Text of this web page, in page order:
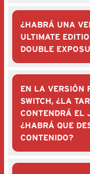
¿HABRÁ UNA
ULTIMATE
DOUBLE
EN LA VERSIÓN
SWITCH, ¿LA
CONTENDRÁ EL
¿HABRÁ QUE
CONTENIDO?